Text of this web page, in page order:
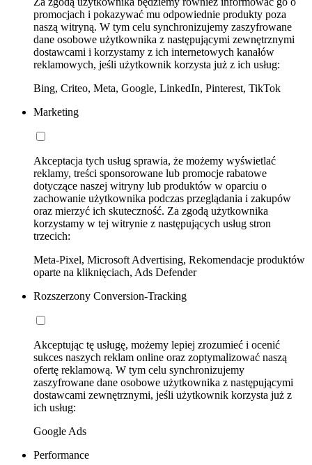
promocjach i pokazywać mu odpowiednie produkty poza
naszą witryną. W tym celu synchronizujemy zaszyfrowane
dane osobowe użytkownika z następującymi zewnętrznymi
dostawcami i korzystamy z ich internetowych kanałów
reklamowych, jeśli użytkownik korzysta już z ich usług:
Bing, Criteo, Meta, Google, LinkedIn, Pinterest, TikTok
Marketing
Akceptacja tych usług sprawia, że możemy wyświetlać
reklamy, treści sponsorowane lub promocje rabatowe
dotyczące naszej witryny lub produktów w oparciu o
zachowanie użytkownika podczas przeglądania i zakupów
oraz mierzyć ich skuteczność. Za zgodą użytkownika
korzystamy w tej witrynie z następujących usług stron
trzecich:
Meta-Pixel, Microsoft Advertising, Rekomendacje produktów
oparte na kliknięciach, Ads Defender
Rozszerzony Conversion-Tracking
Akceptując tę usługę, możemy lepiej zrozumieć i ocenić
sukces naszych reklam online oraz zoptymalizować naszą
ofertę reklamową. W tym celu synchronizujemy
zaszyfrowane dane osobowe użytkownika z następującymi
dostawcami zewnętrznymi, jeśli użytkownik korzysta już z
ich usług:
Google Ads
Performance